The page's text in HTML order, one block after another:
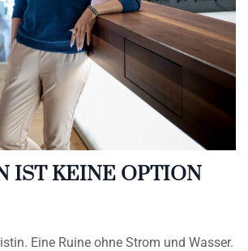
IST KEINE OPTION
Eine Ruine ohne Strom und Wasser.